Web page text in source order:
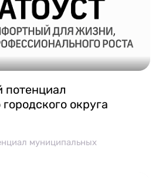
потенциал
округа
муниципальных